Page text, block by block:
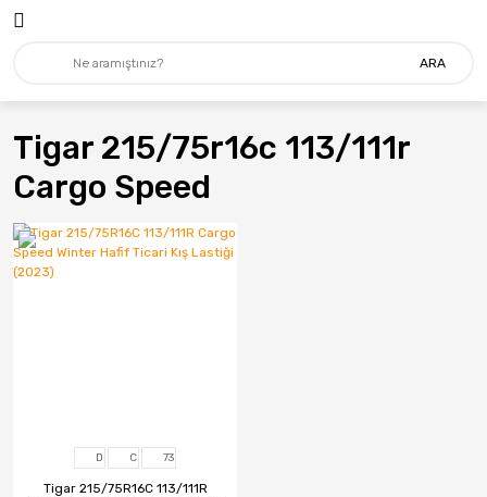
ARA
Tigar 215/75r16c 113/111r
Cargo Speed
D C 73
Tigar 215/75R16C 113/111R